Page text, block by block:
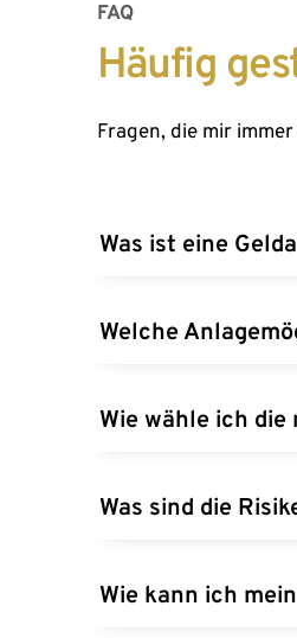
FAQ
Häufig
Fragen, die mir
Was ist eine
Anleihen, Immobilien
Risiken und Chancen.
Wie wähle ich
Situation ab.
Was sind die
helfen, diese Risiken